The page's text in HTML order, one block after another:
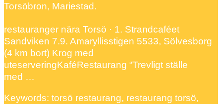
Torsöbron, Mariestad.
restauranger nära Torsö · 1. Strandcaféet
Sandviken 7.9. Amaryllisstigen 5533, Sölvesborg
(4 km bort) Krog med
uteserveringKaféRestaurang “Trevligt ställe
med …
Keywords: torsö restaurang, restaurang torsö,